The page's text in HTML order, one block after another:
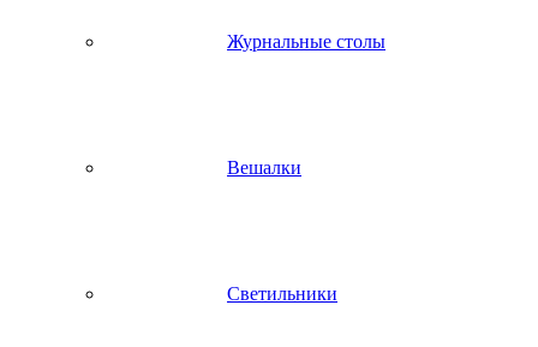
Журнальные столы
Вешалки
Светильники